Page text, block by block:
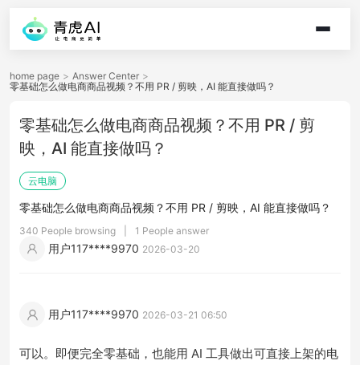
home page > Answer Center >
零基础怎么做电商商品视频？不用 PR / 剪映，AI 能直接做吗？
零基础怎么做电商商品视频？不用 PR / 剪
映，AI 能直接做吗？
云电脑
零基础怎么做电商商品视频？不用 PR / 剪映，AI 能直接做吗？
340 People browsing 1 People answer
用户117****9970 2026-03-20
用户117****9970 2026-03-21 06:50
可以。即便完全零基础，也能用 AI 工具做出可直接上架的电